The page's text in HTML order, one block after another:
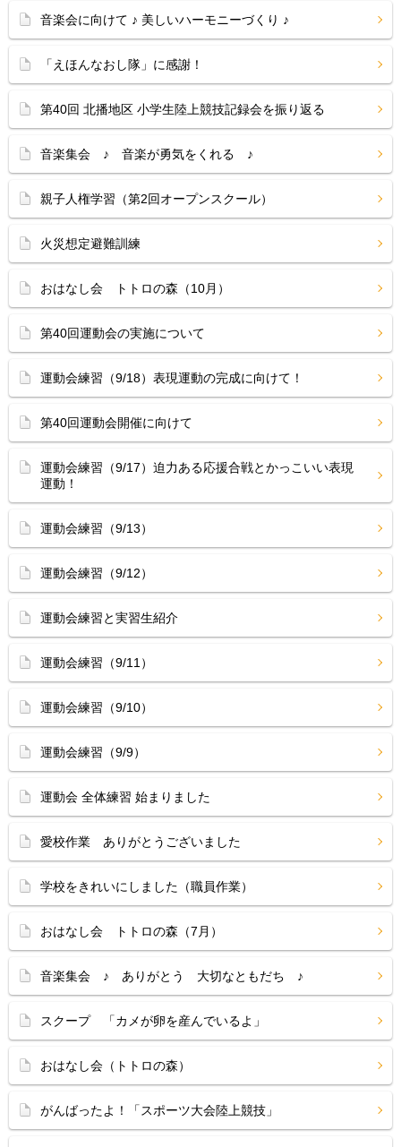
音楽会に向けて ♪ 美しいハーモニーづくり ♪
「えほんなおし隊」に感謝！
第40回 北播地区 小学生陸上競技記録会を振り返る
音楽集会 ♪ 音楽が勇気をくれる ♪
親子人権学習（第2回オープンスクール）
火災想定避難訓練
おはなし会 トトロの森（10月）
第40回運動会の実施について
運動会練習（9/18）表現運動の完成に向けて！
第40回運動会開催に向けて
運動会練習（9/17）迫力ある応援合戦とかっこいい表現
運動！
運動会練習（9/13）
運動会練習（9/12）
運動会練習と実習生紹介
運動会練習（9/11）
運動会練習（9/10）
運動会練習（9/9）
運動会 全体練習 始まりました
愛校作業 ありがとうございました
学校をきれいにしました（職員作業）
おはなし会 トトロの森（7月）
音楽集会 ♪ ありがとう 大切なともだち ♪
スクープ 「カメが卵を産んでいるよ」
おはなし会（トトロの森）
がんばったよ！「スポーツ大会陸上競技」